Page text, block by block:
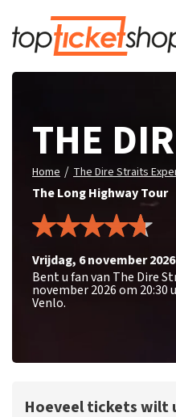
THE
Home / The Dire Straits
The Long Highway Tour
vrijdag, 6 november
Bent u fan van The Dire
november 2026 om
Venlo.
Hoeveel tickets wilt